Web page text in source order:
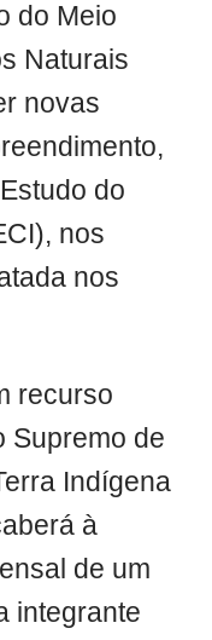
do Meio
Naturais
novas
do
nos
nos
recurso
Supremo de
Indígena
à
de um
integrante